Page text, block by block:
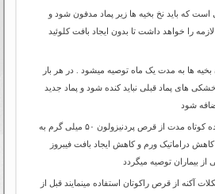
که باید نخ بخیه ها زیر پماد مدفون شود و
را خواهد داشت تا بدون ایجاد بافت کلوئید
بخیه ها به مدت یک ماه توصیه میشود . در هر بار
های پماد قبلی نباید کنده شود و پماد جدید
نکته ! : در بینی های گوشتی استفاده کوتاه مدت از قرص پردنیزولون ۵۰ میلی گرم به
تا ۷ روز باعث کاهش دراماتیک ورم و کاهش ایجاد بافت فیبروز
آکنه از قرص راکوتان استفاده مینمایند قبل از